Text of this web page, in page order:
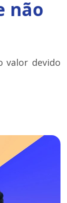
não
valor devido